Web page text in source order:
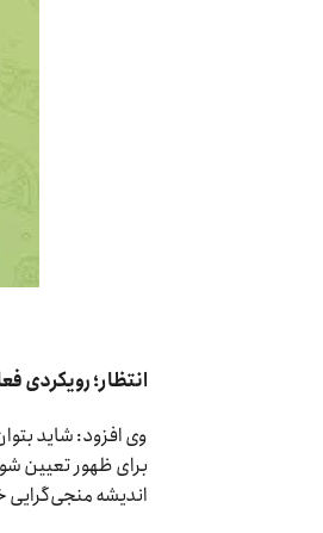
انتظار؛ رویکردی
وی افزود: شاید
برای ظهور تعیین
اندیشه منجی‌گرایی